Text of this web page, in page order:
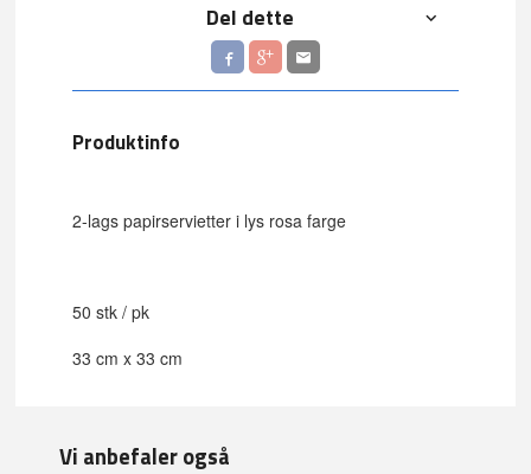
Del dette
Produktinfo
2-lags papirservietter i lys rosa farge
50 stk / pk
33 cm x 33 cm
Vi anbefaler også